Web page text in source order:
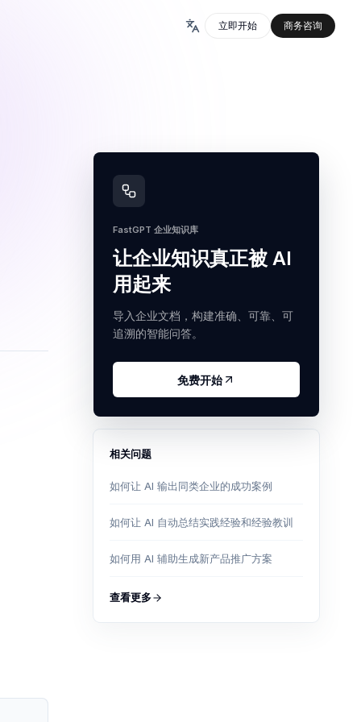
立即开始 商务咨询
FastGPT 企业知识库
让企业知识真正被 AI
用起来
导入企业文档，构建准确、可靠、可
追溯的智能问答。
免费开始
相关问题
如何让 AI 输出同类企业的成功案例
如何让 AI 自动总结实践经验和经验教训
如何用 AI 辅助生成新产品推广方案
查看更多